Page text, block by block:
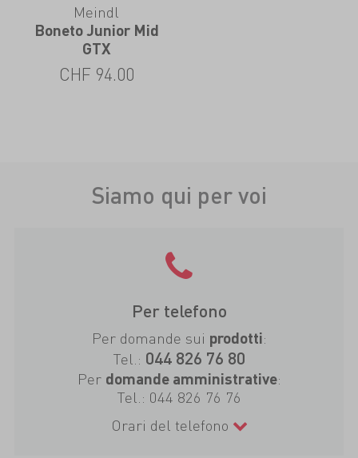
Meindl
Boneto Junior Mid
GTX
CHF 94.00
Siamo qui per voi
Per telefono
Per domande sui prodotti:
Tel.: 044 826 76 80
Per domande amministrative:
Tel.: 044 826 76 76
Orari del telefono